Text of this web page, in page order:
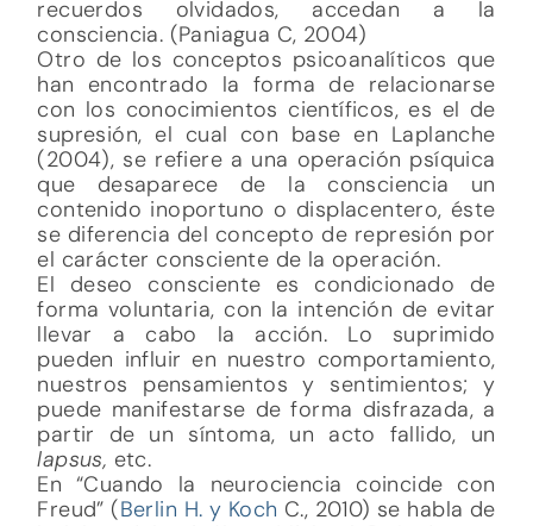
recuerdos olvidados, accedan a la
consciencia. (Paniagua C, 2004)
Otro de los conceptos psicoanalíticos que
han encontrado la forma de relacionarse
con los conocimientos científicos, es el de
supresión, el cual con base en Laplanche
(2004), se refiere a una operación psíquica
que desaparece de la consciencia un
contenido inoportuno o displacentero, éste
se diferencia del concepto de represión por
el carácter consciente de la operación.
El deseo consciente es condicionado de
forma voluntaria, con la intención de evitar
llevar a cabo la acción. Lo suprimido
pueden influir en nuestro comportamiento,
nuestros pensamientos y sentimientos; y
puede manifestarse de forma disfrazada, a
partir de un síntoma, un acto fallido, un
lapsus, etc.
En “Cuando la neurociencia coincide con
Freud” (Berlin H. y Koch C., 2010) se habla de